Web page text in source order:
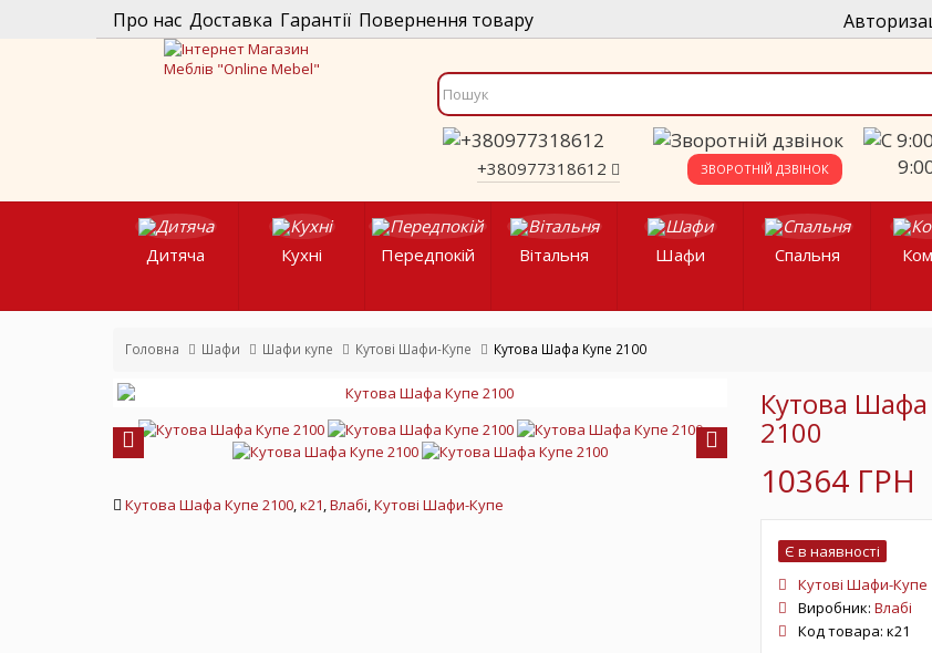
Про нас Доставка Гарантії Повернення товару
+380977318612 ЗВОРОТНІЙ ДЗВІНОК
Дитяча Кухні Передпокій Вітальня Шафи Спальня
Головна Шафи Шафи купе Кутові Шафи-Купе Кутова Шафа Купе 2100
Previous Next
Кутова Шафа Купе 2100,к21,Влабі,Кутові Шафи-Купе
Кутова Шафа
2100
10364 ГРН
Є в наявності
Кутові Шафи-Купе
Виробник: Влабі
Код товара: к21